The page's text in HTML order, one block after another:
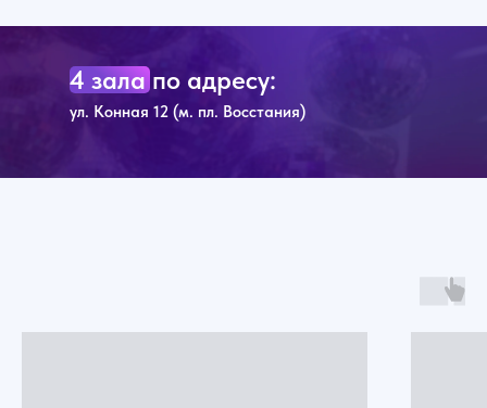
4 зала по адресу:
ул. Конная 12 (м. пл. Восстания)